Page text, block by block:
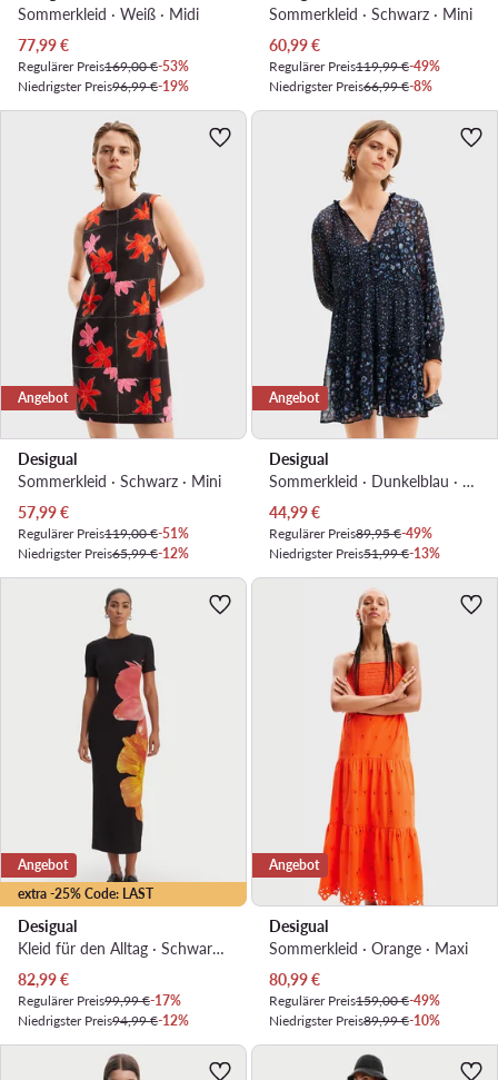
Sommerkleid · Weiß · Midi
Aktueller Preis
77,99€
Regulärer Preis169,00 €-53%
Niedrigster Preis96,99 €-19%
Sommerkleid · Schwarz · Mini
Aktueller Preis
60,99€
Regulärer Preis119,99 €-49%
Niedrigster Preis66,99 €-8%
Angebot
Desigual
Sommerkleid · Schwarz · Mini
Aktueller Preis
57,99€
Regulärer Preis119,00 €-51%
Niedrigster Preis65,99 €-12%
Angebot
Desigual
Sommerkleid · Dunkelblau · Mini
Aktueller Preis
44,99€
Regulärer Preis89,95 €-49%
Niedrigster Preis51,99 €-13%
extra -25% Code: LAST
Angebot
Desigual
Kleid für den Alltag · Schwarz · Midi
Aktueller Preis
82,99€
Regulärer Preis99,99 €-17%
Niedrigster Preis94,99 €-12%
Angebot
Desigual
Sommerkleid · Orange · Maxi
Aktueller Preis
80,99€
Regulärer Preis159,00 €-49%
Niedrigster Preis89,99 €-10%